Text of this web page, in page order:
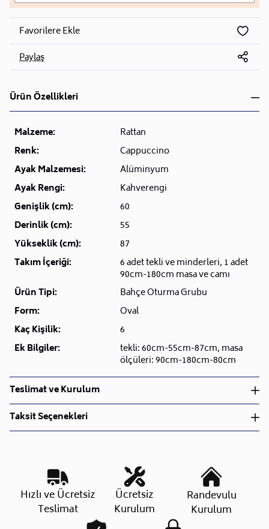
Favorilere Ekle
Paylaş
Ürün Özellikleri
Malzeme:
Rattan
Renk:
Cappuccino
Ayak Malzemesi:
Alüminyum
Ayak Rengi:
Kahverengi
Genişlik (cm):
60
Derinlik (cm):
55
Yükseklik (cm):
87
Takım İçeriği:
6 adet tekli ve minderleri, 1 adet
90cm-180cm masa ve camı
Ürün Tipi:
Bahçe Oturma Grubu
Form:
Oval
Kaç Kişilik:
6
Ek Bilgiler:
tekli: 60cm-55cm-87cm, masa
ölçüleri: 90cm-180cm-80cm
Teslimat ve Kurulum
Teslimat ve Kurulum
• Siparişlerinizi aldıktan sonra en kısa sürede işleme
Kargo süreçlerimizi güçlü lojistik ağımızla
destekleyerek, teslimatı en hızlı şekilde
gerçekleştiriyoruz.
Siparişiniz hazırlandığında kurulum ekiplerimiz sizin
Taksit Seçenekleri
Taksit Sayısı Aylık Tutar
Toplam Tutar
Tek Çekim
48.607,30 TL
48.607,30 TL
Hızlı ve Ücretsiz
Teslimat
Ücretsiz
Kurulum
Randevulu
Kurulum